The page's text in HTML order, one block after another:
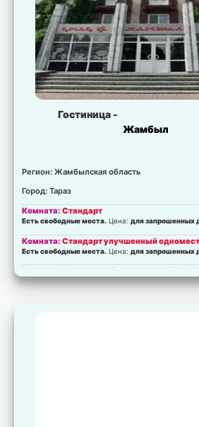
Гостиница -
Жамбыл
Регион: Жамбылская область
Город: Тараз
Комната:Стандарт
Есть свободные места. Цена:для запрошенных
Комната:Стандарт улучшенный
Есть свободные места. Цена:для запрошенных
Комната: Улучшенный двухместный с 1